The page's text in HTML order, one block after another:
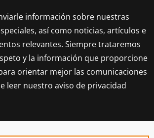
información sobre nuestras
así como noticias, artículos e
relevantes. Siempre trataremos
y la información que proporcione
orientar mejor las comunicaciones
leer nuestro aviso de privacidad